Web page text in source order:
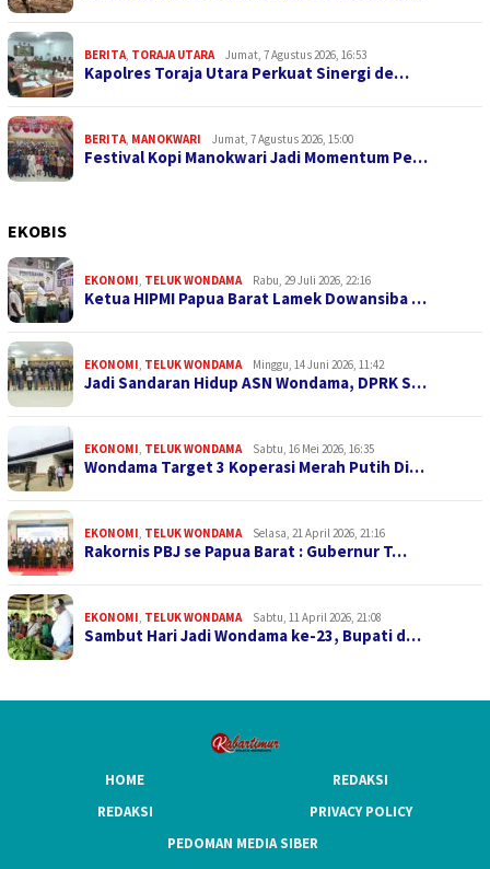
BERITA TORAJA UTARA Jumat, 7 Agustus 2026, 16:53
Kapolres Toraja Utara Perkuat Sinergi de…
BERITA MANOKWARI Jumat, 7 Agustus 2026, 15:00
Festival Kopi Manokwari Jadi Momentum Pe…
EKOBIS
EKONOMI TELUK WONDAMA Rabu, 29 Juli 2026, 22:16
Ketua HIPMI Papua Barat Lamek Dowansiba …
EKONOMI TELUK WONDAMA Minggu, 14 Juni 2026, 11:42
Jadi Sandaran Hidup ASN Wondama, DPRK S…
EKONOMI TELUK WONDAMA Sabtu, 16 Mei 2026, 16:35
Wondama Target 3 Koperasi Merah Putih Di…
EKONOMI TELUK WONDAMA Selasa, 21 April 2026, 21:16
Rakornis PBJ se Papua Barat : Gubernur T…
EKONOMI TELUK WONDAMA Sabtu, 11 April 2026, 21:08
Sambut Hari Jadi Wondama ke-23, Bupati d…
HOME
REDAKSI
REDAKSI
PRIVACY POLICY
PEDOMAN MEDIA SIBER